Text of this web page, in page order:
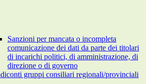
Sanzioni per mancata o incompleta
comunicazione dei dati da parte dei titolari
di incarichi politici, di amministrazione, di
direzione o di governo
gruppi consiliari regionali/provinciali